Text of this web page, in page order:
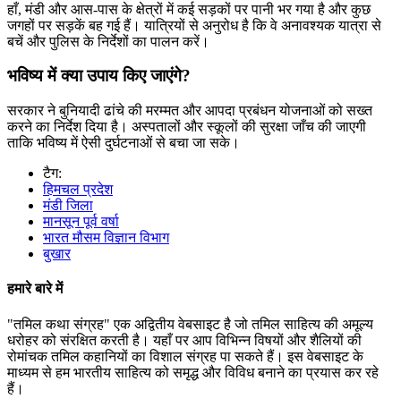
हाँ, मंडी और आस-पास के क्षेत्रों में कई सड़कों पर पानी भर गया है और कुछ
जगहों पर सड़कें बह गई हैं। यात्रियों से अनुरोध है कि वे अनावश्यक यात्रा से
बचें और पुलिस के निर्देशों का पालन करें।
भविष्य में क्या उपाय किए जाएंगे?
सरकार ने बुनियादी ढांचे की मरम्मत और आपदा प्रबंधन योजनाओं को सख्त
करने का निर्देश दिया है। अस्पतालों और स्कूलों की सुरक्षा जाँच की जाएगी
ताकि भविष्य में ऐसी दुर्घटनाओं से बचा जा सके।
टैग:
हिमचल प्रदेश
मंडी जिला
मानसून पूर्व वर्षा
भारत मौसम विज्ञान विभाग
बुखार
हमारे बारे में
"तमिल कथा संग्रह" एक अद्वितीय वेबसाइट है जो तमिल साहित्य की अमूल्य
धरोहर को संरक्षित करती है। यहाँ पर आप विभिन्न विषयों और शैलियों की
रोमांचक तमिल कहानियों का विशाल संग्रह पा सकते हैं। इस वेबसाइट के
माध्यम से हम भारतीय साहित्य को समृद्ध और विविध बनाने का प्रयास कर रहे
हैं।